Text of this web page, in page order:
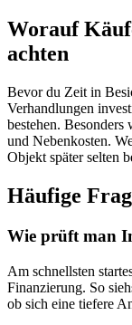
Worauf
achten
Bevor du Zeit in
Verhandlungen
bestehen.
und Nebenkosten.
Objekt später selten
Häufige
Wie prüft man
Am schnellsten
Finanzierung. So
ob sich eine tiefere